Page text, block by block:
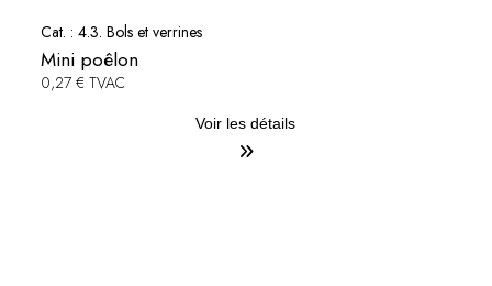
Cat. : 4.3. Bols et verrines
Mini poêlon
0,27 € TVAC
Voir les détails